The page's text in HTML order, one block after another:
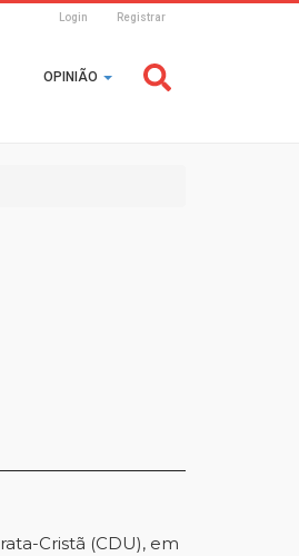
Login Registrar
OPINIÃO
Cristã (CDU), em